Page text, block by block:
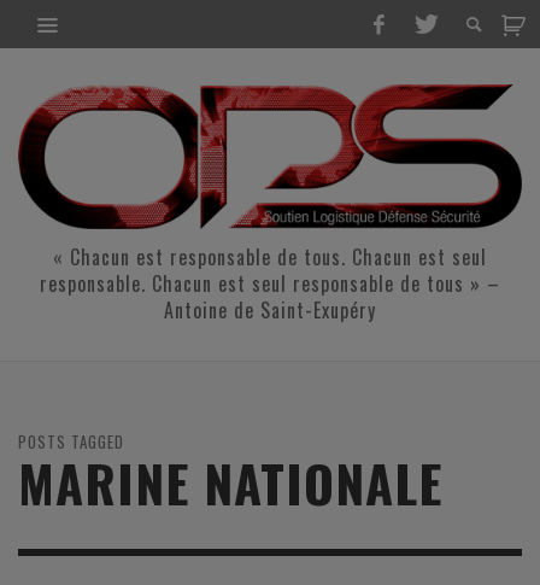
« Chacun est responsable de tous. Chacun est seul
responsable. Chacun est seul responsable de tous » –
Antoine de Saint-Exupéry
POSTS TAGGED
MARINE NATIONALE